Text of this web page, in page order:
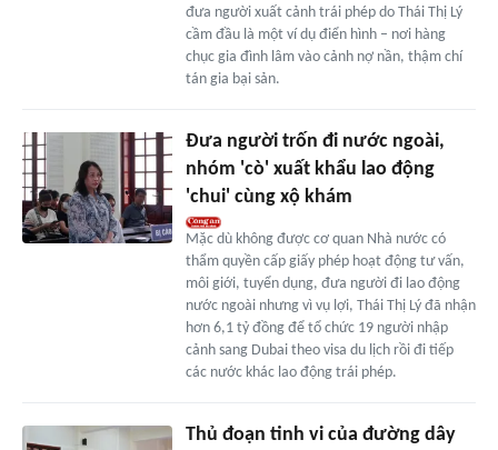
đưa người xuất cảnh trái phép do Thái Thị Lý
cầm đầu là một ví dụ điển hình – nơi hàng
chục gia đình lâm vào cảnh nợ nần, thậm chí
tán gia bại sản.
Đưa người trốn đi nước ngoài,
nhóm 'cò' xuất khẩu lao động
'chui' cùng xộ khám
Mặc dù không được cơ quan Nhà nước có
thẩm quyền cấp giấy phép hoạt động tư vấn,
môi giới, tuyển dụng, đưa người đi lao động
nước ngoài nhưng vì vụ lợi, Thái Thị Lý đã nhận
hơn 6,1 tỷ đồng để tổ chức 19 người nhập
cảnh sang Dubai theo visa du lịch rồi đi tiếp
các nước khác lao động trái phép.
Thủ đoạn tinh vi của đường dây